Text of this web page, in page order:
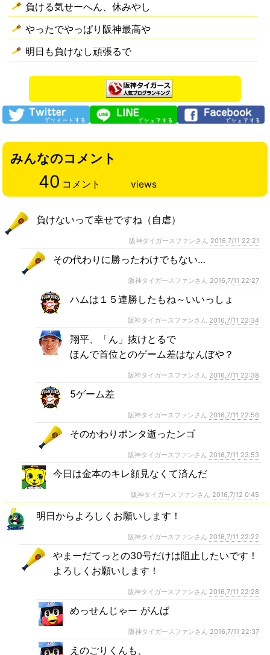
負ける気せーへん、休みやし
やったでやっぱり阪神最高や
明日も負けなし頑張るで
みんなのコメント
40 コメント views
負けないって幸せですね（自虐）
阪神タイガースファンさん 2016,7/11 22:21
その代わりに勝ったわけでもない…
阪神タイガースファンさん 2016,7/11 22:27
ハムは１５連勝したもね～いいっしょ
阪神タイガースファンさん 2016,7/11 22:34
翔平、「ん」抜けとるで
ほんで首位とのゲーム差はなんぼや？
阪神タイガースファンさん 2016,7/11 22:38
5ゲーム差
阪神タイガースファンさん 2016,7/11 22:56
そのかわりポンタ逝ったンゴ
阪神タイガースファンさん 2016,7/11 23:53
今日は金本のキレ顔見なくて済んだ
阪神タイガースファンさん 2016,7/12 0:45
明日からよろしくお願いします！
阪神タイガースファンさん 2016,7/11 22:22
やまーだてっとの30号だけは阻止したいです！
よろしくお願いします！
阪神タイガースファンさん 2016,7/11 22:28
めっせんじゃー がんば
阪神タイガースファンさん 2016,7/11 22:37
えのごりくんも、